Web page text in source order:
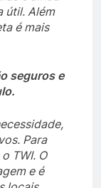
útil. Além
é mais
seguros e
Para
TWI. O
e é